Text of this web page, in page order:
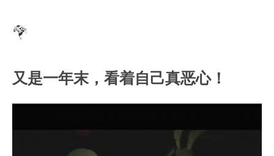
又是一年末，看着自己真恶心！